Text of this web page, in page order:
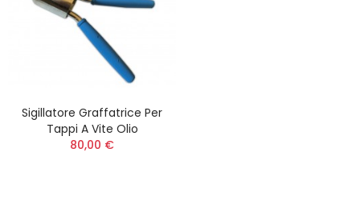
Sigillatore Graffatrice Per
Tappi A Vite Olio
80,00 €